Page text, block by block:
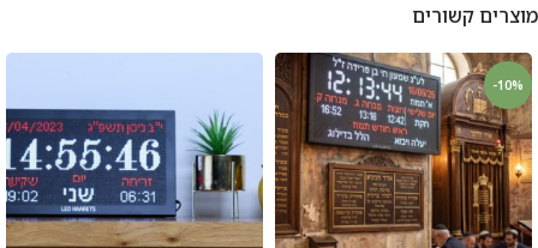
מוצרים קשורים
-10%